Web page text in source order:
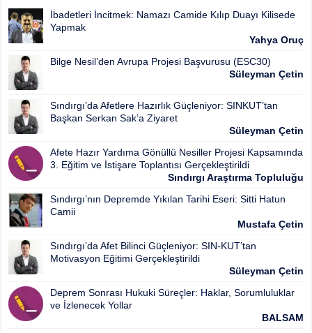
İbadetleri İncitmek: Namazı Camide Kılıp Duayı Kilisede
Yapmak
Yahya Oruç
Bilge Nesil’den Avrupa Projesi Başvurusu (ESC30)
Süleyman Çetin
Sındırgı’da Afetlere Hazırlık Güçleniyor: SINKUT’tan
Başkan Serkan Sak’a Ziyaret
Süleyman Çetin
Afete Hazır Yardıma Gönüllü Nesiller Projesi Kapsamında
3. Eğitim ve İstişare Toplantısı Gerçekleştirildi
Sındırgı Araştırma Topluluğu
Sındırgı’nın Depremde Yıkılan Tarihi Eseri: Sitti Hatun
Camii
Mustafa Çetin
Sındırgı’da Afet Bilinci Güçleniyor: SIN-KUT’tan
Motivasyon Eğitimi Gerçekleştirildi
Süleyman Çetin
Deprem Sonrası Hukuki Süreçler: Haklar, Sorumluluklar
ve İzlenecek Yollar
BALSAM